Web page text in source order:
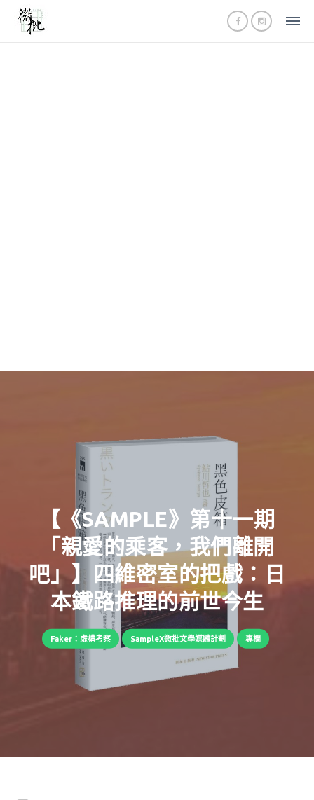
【《SAMPLE》第十一期
「親愛的乘客，我們離開
吧」】四維密室的把戲：日
本鐵路推理的前世今生
Faker：虛構考察 SampleX微批文學媒體計劃 專欄